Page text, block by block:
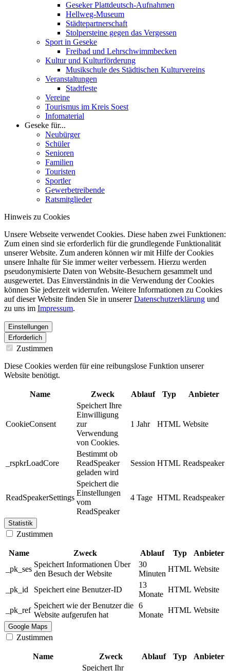
Geseker Plattdeutsch-Aufnahmen
Hellweg-Museum
Städtepartnerschaft
Stolpersteine gegen das Vergessen
Sport in Geseke
Freibad und Lehrschwimmbecken
Kultur und Kulturförderung
Musikschule des Städtischen Kulturvereins
Veranstaltungen
Stadtfeste
Vereine
Tourismus im Kreis Soest
Infomaterial
Geseke für...
Neubürger
Schüler
Senioren
Familien
Touristen
Sportler
Gewerbetreibende
Ratsmitglieder
Hinweis zu Cookies
Unsere Webseite verwendet Cookies. Diese haben zwei Funktionen:
Zum einen sind sie erforderlich für die grundlegende Funktionalität
unserer Website. Zum anderen können wir mit Hilfe der Cookies
unsere Inhalte für Sie immer weiter verbessern. Hierzu werden
pseudonymisierte Daten von Website-Besuchern gesammelt und
ausgewertet. Das Einverständnis in die Verwendung der Cookies
können Sie jederzeit widerrufen. Weitere Informationen zu Cookies
auf dieser Website finden Sie in unsererDatenschutzerklärung und
zu uns im Impressum.
Einstellungen
Erforderlich
Zustimmen
Diese Cookies werden für eine reibungslose Funktion unserer
Website benötigt.
Name Zweck Ablauf Typ Anbieter
CookieConsent
Speichert Ihre
Einwilligung
zur
Verwendung
von Cookies.
1 Jahr HTML Website
_rspkrLoadCore
Bestimmt ob
ReadSpeaker
geladen wird
Session HTML Readspeaker
ReadSpeakerSettings
Speichert die
Einstellungen
vom
ReadSpeaker
4 Tage HTML Readspeaker
Statistik
Zustimmen
Name Zweck Ablauf Typ
Anbieter
_pk_ses
Speichert Informationen Über
den Besuch der Website
30
Minuten
HTML Website
_pk_id Speichert eine Benutzer-ID
13
Monate
HTML Website
_pk_ref
Speichert wie der Benutzer die
Website aufgerufen hat
6
Monate
HTML Website
Google Maps
Zustimmen
Name Zweck Ablauf Typ
Anbieter
Speichert Ihr